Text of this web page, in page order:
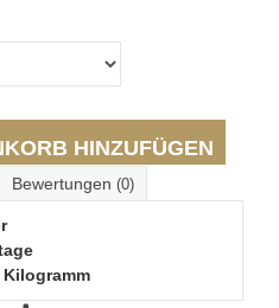
HINZUFÜGEN
Bewertungen (0)
Kilogramm